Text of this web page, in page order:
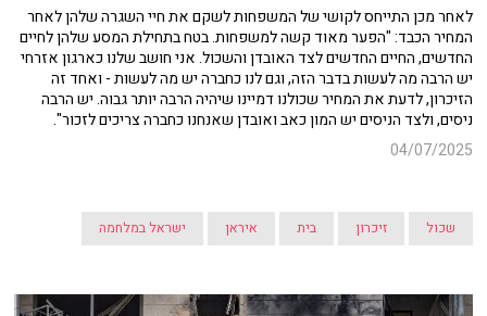
לאחר מכן התייחס לקושי של המשפחות לשקם את חיי השגרה שלהן לאחר
המחיר הכבד: "הפער מאוד קשה למשפחות. בטח בתחילת המסע שלהן לחיים
החדשים, החיים החדשים לצד האובדן והשכול. אני חושב שלנו כארגון אזרחי
יש הרבה מה לעשות בדבר הזה, וגם לנו כחברה יש מה לעשות - ואחד זה
הזיכרון, לדעת את המחיר שכולנו דמיינו שיהיה הרבה יותר גבוה. יש הרבה
ניסים, ולצד הניסים יש המון כאב ואובדן שאנחנו כחברה צריכים לזכור".
04/07/2025
שכול זיכרון בית איראן ישראל במלחמה